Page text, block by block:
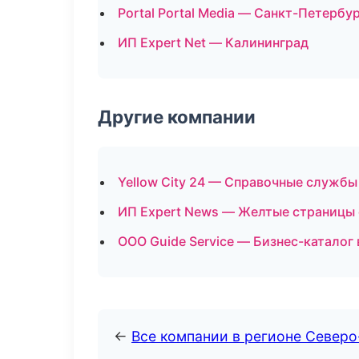
Portal Portal Media — Санкт-
ИП Expert Net — Калининград
Другие компании
Yellow City 24 — Справочные службы
ИП Expert News — Желтые страницы
ООО Guide Service — Бизнес-каталог
← Все компании в регионе